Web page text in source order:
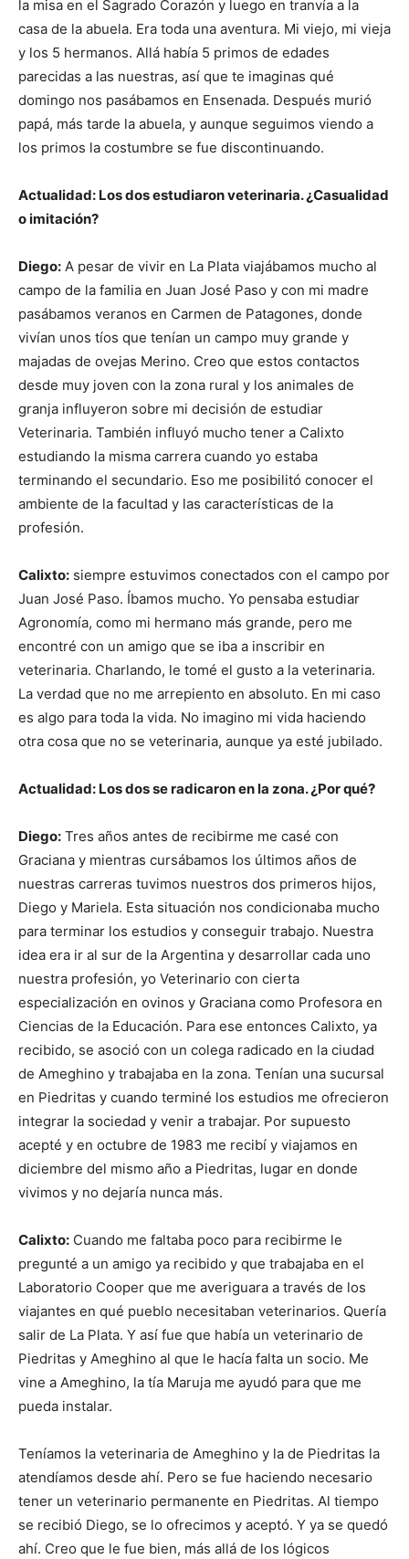
la misa en el Sagrado Corazón y luego en tranvía a la
casa de la abuela. Era toda una aventura. Mi viejo, mi vieja
y los 5 hermanos. Allá había 5 primos de edades
parecidas a las nuestras, así que te imaginas qué
domingo nos pasábamos en Ensenada. Después murió
papá, más tarde la abuela, y aunque seguimos viendo a
los primos la costumbre se fue discontinuando.
Actualidad: Los dos estudiaron veterinaria. ¿Casualidad
o imitación?
Diego: A pesar de vivir en La Plata viajábamos mucho al
campo de la familia en Juan José Paso y con mi madre
pasábamos veranos en Carmen de Patagones, donde
vivían unos tíos que tenían un campo muy grande y
majadas de ovejas Merino. Creo que estos contactos
desde muy joven con la zona rural y los animales de
granja influyeron sobre mi decisión de estudiar
Veterinaria. También influyó mucho tener a Calixto
estudiando la misma carrera cuando yo estaba
terminando el secundario. Eso me posibilitó conocer el
ambiente de la facultad y las características de la
profesión.
Calixto: siempre estuvimos conectados con el campo por
Juan José Paso. Íbamos mucho. Yo pensaba estudiar
Agronomía, como mi hermano más grande, pero me
encontré con un amigo que se iba a inscribir en
veterinaria. Charlando, le tomé el gusto a la veterinaria.
La verdad que no me arrepiento en absoluto. En mi caso
es algo para toda la vida. No imagino mi vida haciendo
otra cosa que no se veterinaria, aunque ya esté jubilado.
Actualidad: Los dos se radicaron en la zona. ¿Por qué?
Diego: Tres años antes de recibirme me casé con
Graciana y mientras cursábamos los últimos años de
nuestras carreras tuvimos nuestros dos primeros hijos,
Diego y Mariela. Esta situación nos condicionaba mucho
para terminar los estudios y conseguir trabajo. Nuestra
idea era ir al sur de la Argentina y desarrollar cada uno
nuestra profesión, yo Veterinario con cierta
especialización en ovinos y Graciana como Profesora en
Ciencias de la Educación. Para ese entonces Calixto, ya
recibido, se asoció con un colega radicado en la ciudad
de Ameghino y trabajaba en la zona. Tenían una sucursal
en Piedritas y cuando terminé los estudios me ofrecieron
integrar la sociedad y venir a trabajar. Por supuesto
acepté y en octubre de 1983 me recibí y viajamos en
diciembre del mismo año a Piedritas, lugar en donde
vivimos y no dejaría nunca más.
Calixto: Cuando me faltaba poco para recibirme le
pregunté a un amigo ya recibido y que trabajaba en el
Laboratorio Cooper que me averiguara a través de los
viajantes en qué pueblo necesitaban veterinarios. Quería
salir de La Plata. Y así fue que había un veterinario de
Piedritas y Ameghino al que le hacía falta un socio. Me
vine a Ameghino, la tía Maruja me ayudó para que me
pueda instalar.
Teníamos la veterinaria de Ameghino y la de Piedritas la
atendíamos desde ahí. Pero se fue haciendo necesario
tener un veterinario permanente en Piedritas. Al tiempo
se recibió Diego, se lo ofrecimos y aceptó. Y ya se quedó
ahí. Creo que le fue bien, más allá de los lógicos